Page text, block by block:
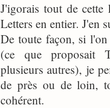
J'igorais tout de
Letters en entier. J'en
De toute façon, si
(ce que proposait
plusieurs autres), je
de près ou de loin,
cohérent.